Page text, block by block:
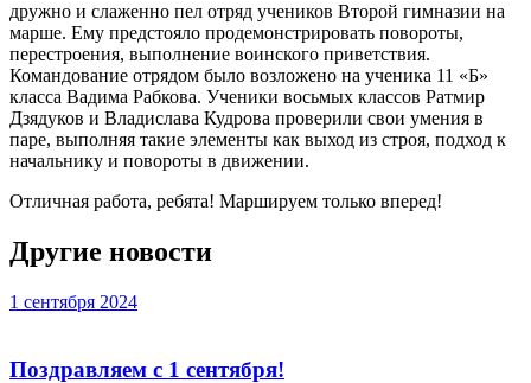
дружно и слаженно пел отряд учеников Второй гимназии на
марше. Ему предстояло продемонстрировать повороты,
перестроения, выполнение воинского приветствия.
Командование отрядом было возложено на ученика 11 «Б»
класса Вадима Рабкова. Ученики восьмых классов Ратмир
Дзядуков и Владислава Кудрова проверили свои умения в
паре, выполняя такие элементы как выход из строя, подход к
начальнику и повороты в движении.
Отличная работа, ребята! Маршируем только вперед!
Другие новости
1 сентября 2024
Поздравляем с 1 сентября!